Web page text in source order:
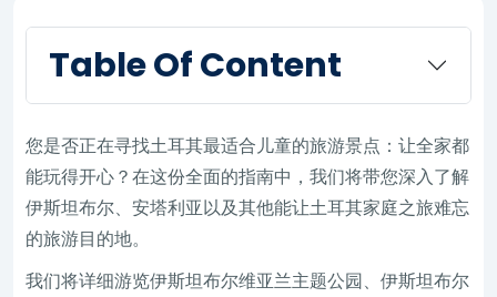
Table Of Content
您是否正在寻找土耳其最适合儿童的旅游景点：让全家都
能玩得开心？在这份全面的指南中，我们将带您深入了解
伊斯坦布尔、安塔利亚以及其他能让土耳其家庭之旅难忘
的旅游目的地。
我们将详细游览伊斯坦布尔维亚兰主题公园、伊斯坦布尔